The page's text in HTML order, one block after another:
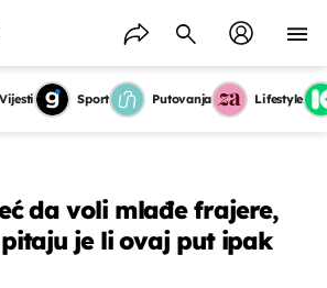
Vijesti Sport Putovanja Lifestyle
da voli mlađe frajere,
je li ovaj put ipak